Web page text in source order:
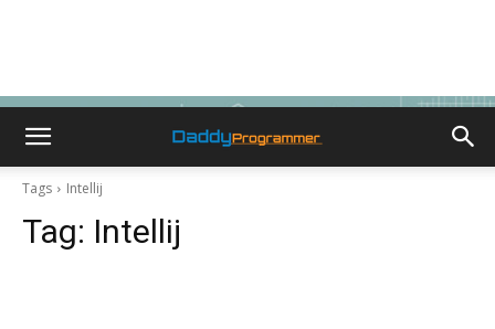
Tags Intellij
Tag: Intellij